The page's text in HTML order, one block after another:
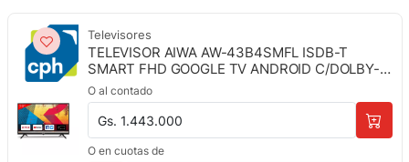
Televisores
TELEVISOR AIWA AW-43B4SMFL ISDB-T
SMART FHD GOOGLE TV ANDROID C/DOLBY-
CPH
O al contado
Gs. 1.443.000
O en cuotas de